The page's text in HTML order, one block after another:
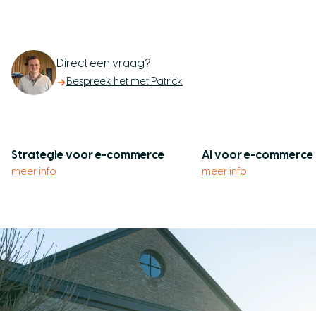
Direct een vraag?
Bespreek het met Patrick
Strategie voor e-commerce
meer info
AI voor e-commerce
meer info